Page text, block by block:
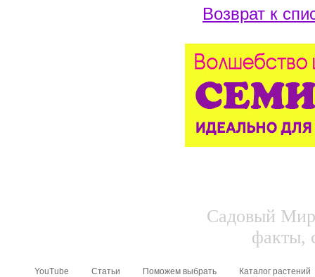
Возврат к
Садовый
факты,
YouTube Статьи Поможем выбрать Каталог растений